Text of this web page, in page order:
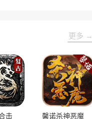
更多 →
击 馨诺杀神恶魔